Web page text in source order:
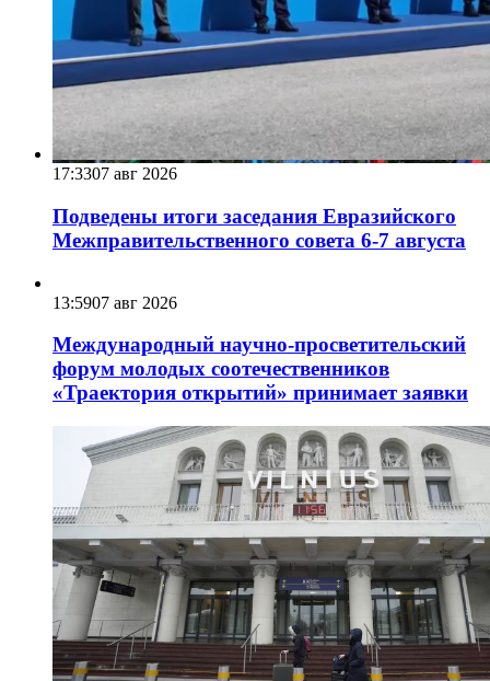
17:3307 авг 2026
Подведены итоги заседания Евразийского
Межправительственного совета 6-7 августа
13:5907 авг 2026
Международный научно-просветительский
форум молодых соотечественников
«Траектория открытий» принимает заявки